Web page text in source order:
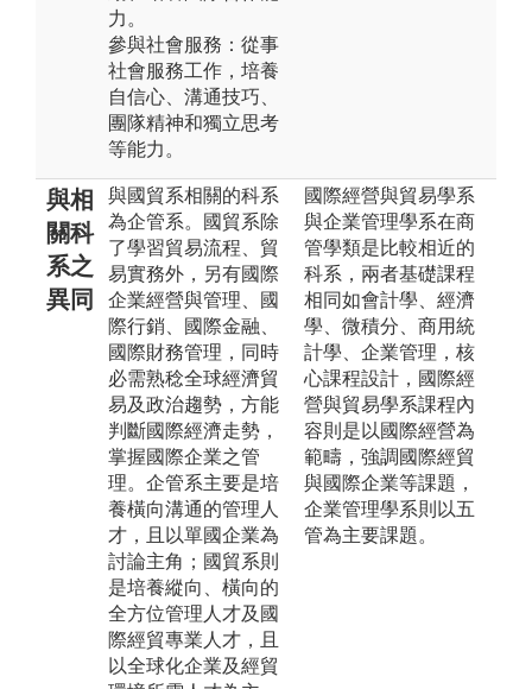
力。
參與社會服務：從事
社會服務工作，培養
自信心、溝通技巧、
團隊精神和獨立思考
等能力。
與相
關科
系之
異同
與國貿系相關的科系
為企管系。國貿系除
了學習貿易流程、貿
易實務外，另有國際
企業經營與管理、國
際行銷、國際金融、
國際財務管理，同時
必需熟稔全球經濟貿
易及政治趨勢，方能
判斷國際經濟走勢，
掌握國際企業之管
理。企管系主要是培
養橫向溝通的管理人
才，且以單國企業為
討論主角；國貿系則
是培養縱向、橫向的
全方位管理人才及國
際經貿專業人才，且
以全球化企業及經貿
國際經營與貿易學系
與企業管理學系在商
管學類是比較相近的
科系，兩者基礎課程
相同如會計學、經濟
學、微積分、商用統
計學、企業管理，核
心課程設計，國際經
營與貿易學系課程內
容則是以國際經營為
範疇，強調國際經貿
與國際企業等課題，
企業管理學系則以五
管為主要課題。